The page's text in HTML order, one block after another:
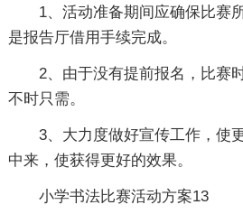
1、活动准备期间应确保比赛
是报告厅借用手续完成。
2、由于没有提前报名，比赛
不时只需。
3、大力度做好宣传工作，使
中来，使获得更好的效果。
小学书法比赛活动方案13